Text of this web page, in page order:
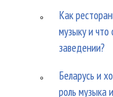
Как
музыку и что
заведении?
Беларусь и
роль музыка